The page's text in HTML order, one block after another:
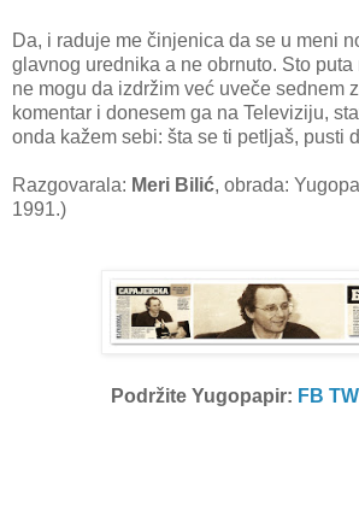
Da, i raduje me činjenica da se u meni
glavnog urednika a ne obrnuto. Sto
ne mogu da izdržim već uveče sednem
komentar i donesem ga na Televiziju,
onda kažem sebi: šta se ti petljaš, pusti
Razgovarala: Meri Bilić, obrada:
1991.)
Podržite Yugopapir: FB TW